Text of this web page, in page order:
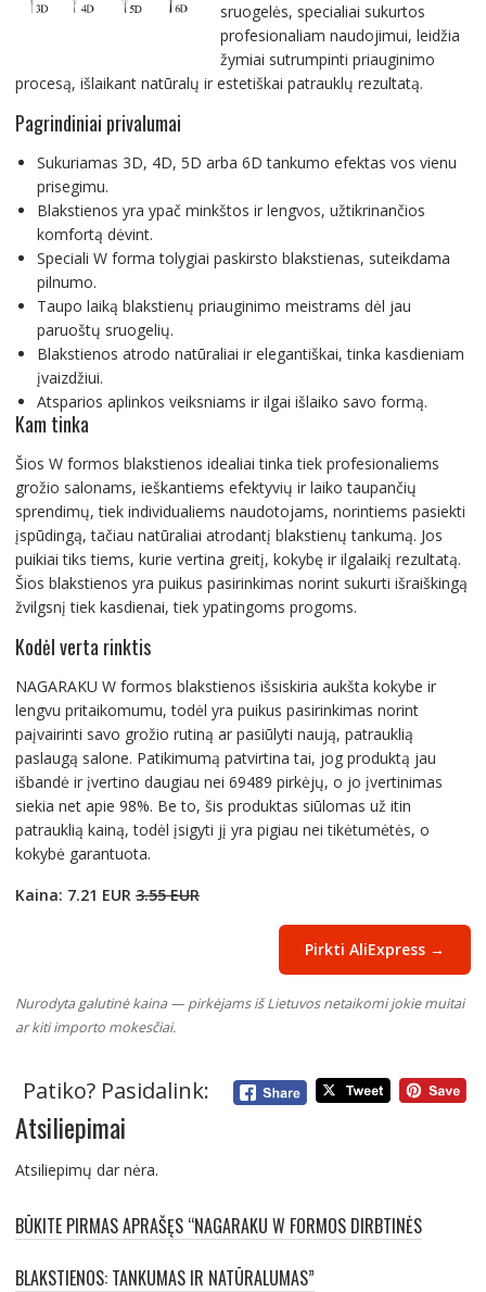
sruogelės, specialiai sukurtos
profesionaliam naudojimui, leidžia
žymiai sutrumpinti priauginimo
procesą, išlaikant natūralų ir estetiškai patrauklų rezultatą.
Pagrindiniai privalumai
Sukuriamas 3D, 4D, 5D arba 6D tankumo efektas vos vienu
prisegimu.
Blakstienos yra ypač minkštos ir lengvos, užtikrinančios
komfortą dėvint.
Speciali W forma tolygiai paskirsto blakstienas, suteikdama
pilnumo.
Taupo laiką blakstienų priauginimo meistrams dėl jau
paruoštų sruogelių.
Blakstienos atrodo natūraliai ir elegantiškai, tinka kasdieniam
įvaizdžiui.
Atsparios aplinkos veiksniams ir ilgai išlaiko savo formą.
Kam tinka
Šios W formos blakstienos idealiai tinka tiek profesionaliems
grožio salonams, ieškantiems efektyvių ir laiko taupančių
sprendimų, tiek individualiems naudotojams, norintiems pasiekti
įspūdingą, tačiau natūraliai atrodantį blakstienų tankumą. Jos
puikiai tiks tiems, kurie vertina greitį, kokybę ir ilgalaikį rezultatą.
Šios blakstienos yra puikus pasirinkimas norint sukurti išraiškingą
žvilgsnį tiek kasdienai, tiek ypatingoms progoms.
Kodėl verta rinktis
NAGARAKU W formos blakstienos išsiskiria aukšta kokybe ir
lengvu pritaikomumu, todėl yra puikus pasirinkimas norint
paįvairinti savo grožio rutiną ar pasiūlyti naują, patrauklią
paslaugą salone. Patikimumą patvirtina tai, jog produktą jau
išbandė ir įvertino daugiau nei 69489 pirkėjų, o jo įvertinimas
siekia net apie 98%. Be to, šis produktas siūlomas už itin
patrauklią kainą, todėl įsigyti jį yra pigiau nei tikėtumėtės, o
kokybė garantuota.
Kaina: 7.21 EUR 3.55 EUR
Pirkti AliExpress →
Nurodyta galutinė kaina — pirkėjams iš Lietuvos netaikomi jokie muitai
ar kiti importo mokesčiai.
Patiko? Pasidalink:
Atsiliepimai
Atsiliepimų dar nėra.
BŪKITE PIRMAS APRAŠĘS “NAGARAKU W FORMOS DIRBTINĖS
BLAKSTIENOS: TANKUMAS IR NATŪRALUMAS”